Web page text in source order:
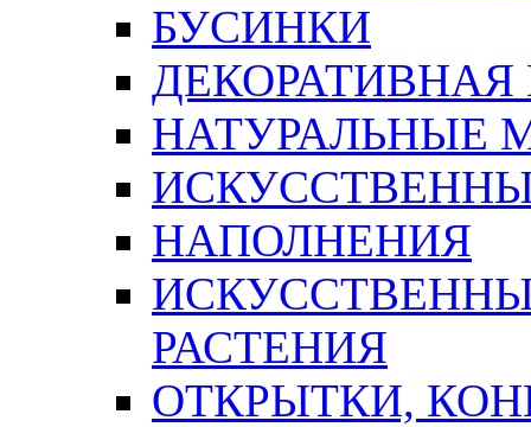
БУСИНКИ
ДЕКОРАТИВНАЯ
НАТУРАЛЬНЫЕ
НАПОЛНЕНИЯ
РАСТЕНИЯ
ОТКРЫТКИ,